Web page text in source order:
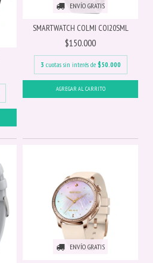
ENVÍO GRATIS
SMARTWATCH COLMI COI20SML
$150.000
3 cuotas sin interés de $50.000
ENVÍO GRATIS